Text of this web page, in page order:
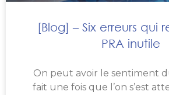
[Blog] – Six erreurs qui
PRA inutile
On peut avoir le sentiment
fait une fois que l’on s’est